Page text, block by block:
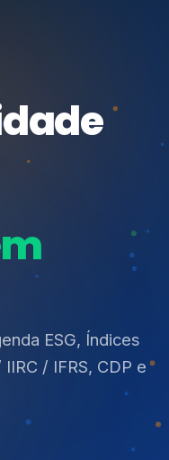
INTEGRADOS
que
em ISO 27001,
ISO 9001, ISO
Gestão de